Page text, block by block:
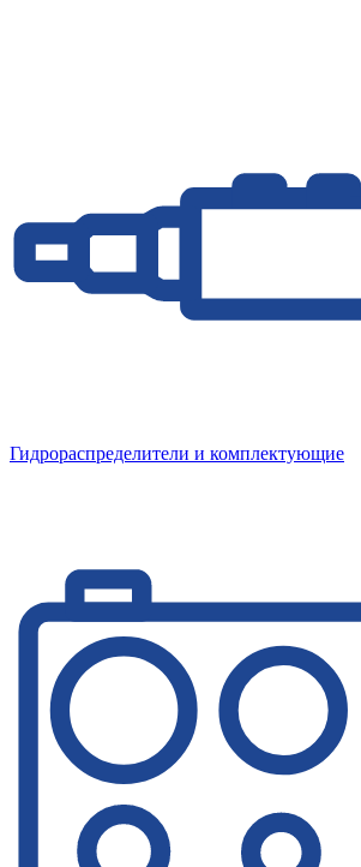
Гидрораспределители и комплектующие